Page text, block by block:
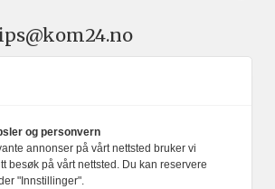
kom24@watchmedia.no
og personvern
annonser på vårt nettsted bruker vi
besøk på vårt nettsted. Du kan reservere
"Innstillinger".